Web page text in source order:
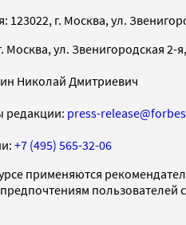
г. Москва, ул.
ул. Звенигородская 2-
Николай Дмитриевич
редакции: press-
+7 (495) 565-32-06
применяются